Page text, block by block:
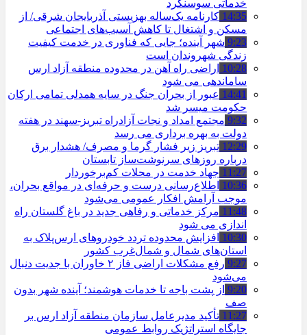
خدماتی سوسنگرد
14:35 کارنامه یک‌ساله بهزیستی آذربایجان شرقی/ از
مسکن و اشتغال تا کاهش آسیب‌های اجتماعی
9:23 شهر آینده؛ جایی که فناوری در خدمت کیفیت
زندگی شهروندان است
10:28 اراضی راه آهن در محدوده منطقه آزاد ارس
ساماندهی می شود
14:41 عبور از بحران جنگ در سایه همدلی تمامی ارکان
حکومت میسر شد
9:32 مجتمع امداد و نجات آزادراه تبریز-سهند در هفته
دولت به بهره ‌برداری می‌ رسد
12:29 تبریز زیر فشار گرما و مصرف/ هشدار برق
درباره روزهای سرنوشت‌ساز تابستان
11:27 جهاد خدمت در محلات کم‌برخوردار
10:36 اطلاع‌رسانی درست و حرفه‌ای در مواقع بحران،
موجب آرامش افکار عمومی می‌شود
11:48 مرکز خدماتی و رفاهی جدید در باغ گلستان راه
اندازی می شود
10:30 افزایش محدوده تردد خودروهای ارس‌پلاک به
استان‌های شمال و شمال‌غرب کشور
9:27
رفع مشکلات اراضی فاز ۲ خاوران با جدیت دنبال
می‌شود
9:20 از پشت باجه تا خدمات هوشمند؛ آینده شهر بدون
صف
11:27 تأکید مدیرعامل سازمان منطقه آزاد ارس بر
جایگاه استراتژیک روابط عمومی